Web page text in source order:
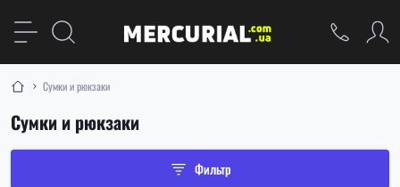
Сумки и рюкзаки
Сумки и рюкзаки
Фильтр